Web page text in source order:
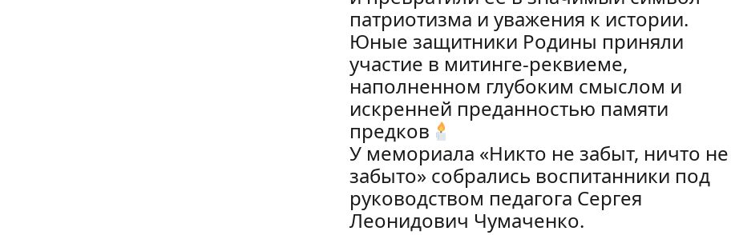
патриотизма и уважения к истории.
Юные защитники Родины приняли
участие в митинге-реквиеме,
наполненном глубоким смыслом и
искренней преданностью памяти
предков
У мемориала «Никто не забыт, ничто не
забыто» собрались воспитанники под
руководством педагога Сергея
Леонидович Чумаченко.